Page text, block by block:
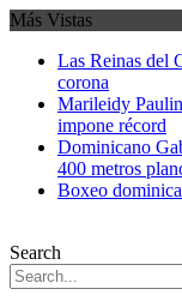
Más Vistas
Las Reinas del
corona
Marileidy
impone récord
Dominicano
400 metros
Boxeo
Search